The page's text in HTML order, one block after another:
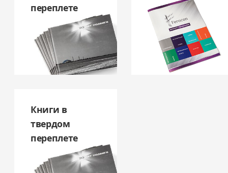
переплете
Книги в
твердом
переплете